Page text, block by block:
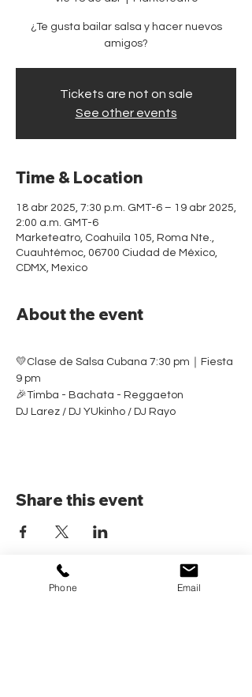
¿Te gusta bailar salsa y hacer nuevos
amigos?
Tickets are not on sale
See other events
Time & Location
18 abr 2025, 7:30 p.m. GMT-6 – 19 abr 2025,
2:00 a.m. GMT-6
Marketeatro, Coahuila 105, Roma Nte.,
Cuauhtémoc, 06700 Ciudad de México,
CDMX, Mexico
About the event
💛Clase de Salsa Cubana 7:30 pm｜Fiesta
9 pm
🎉Timba - Bachata - Reggaeton
DJ Larez / DJ YUkinho / DJ Rayo
Share this event
Phone Email